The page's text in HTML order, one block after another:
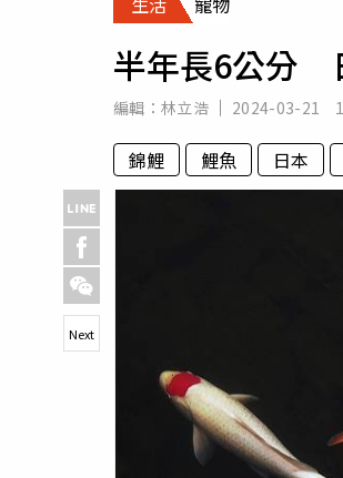
半年長6公分
編輯： 林立浩 2024-03-21
錦鯉 鯉魚 日本
Next